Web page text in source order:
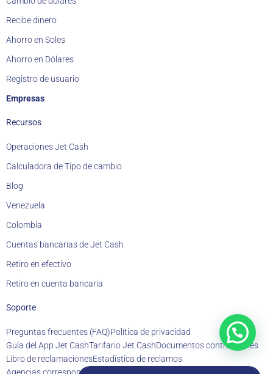
Recibe dinero
Ahorro en Soles
Ahorro en Dólares
Registro de usuario
Empresas
Recursos
Operaciones Jet Cash
Calculadora de Tipo de cambio
Blog
Venezuela
Colombia
Cuentas bancarias de Jet Cash
Retiro en efectivo
Retiro en cuenta bancaria
Soporte
Preguntas frecuentes (FAQ)Política de privacidad
Guía del App Jet CashTarifario Jet CashDocumentos contractuales
Libro de reclamacionesEstadística de reclamos
Agencias corresponsales